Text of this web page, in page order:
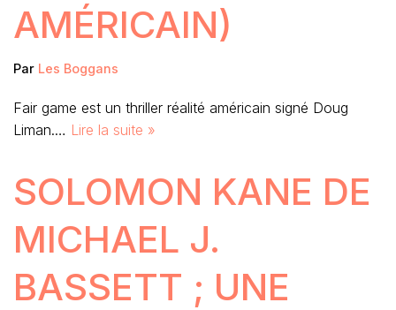
AMÉRICAIN)
Par Les Boggans
Fair game est un thriller réalité américain signé Doug
Liman.… Lire la suite »
SOLOMON KANE DE
MICHAEL J.
BASSETT ; UNE